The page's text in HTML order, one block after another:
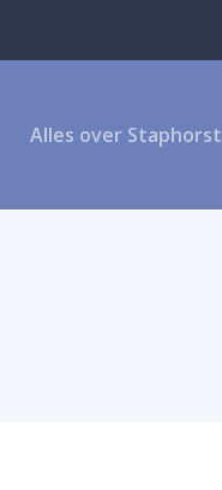
Alles over Staphorst